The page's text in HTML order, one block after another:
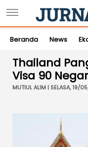
Beranda News
Thailand
Visa 90
MUTIUL ALIM | SELASA, 19/